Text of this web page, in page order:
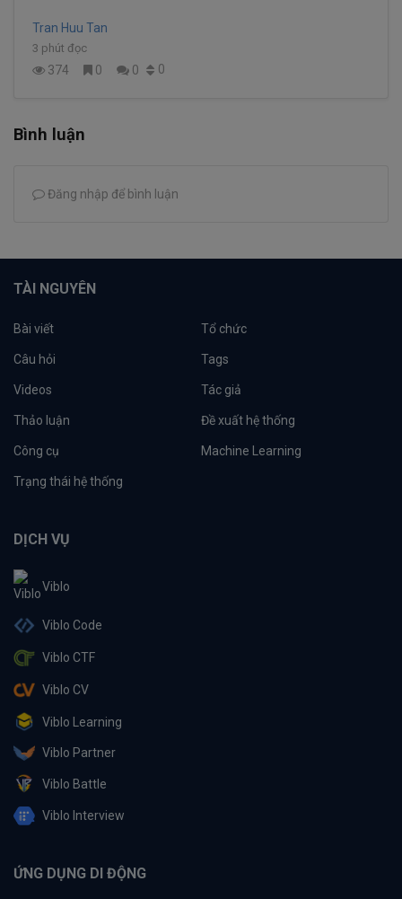
Tran Huu Tan
3 phút đọc
374 0 0 0
Bình luận
Đăng nhập để bình luận
TÀI NGUYÊN
Bài viết Tổ chức
Câu hỏi Tags
Videos Tác giả
Thảo luận Đề xuất hệ thống
Công cụ Machine Learning
Trạng thái hệ thống
DỊCH VỤ
Viblo
Viblo Code
Viblo CTF
Viblo CV
Viblo Learning
Viblo Partner
Viblo Battle
Viblo Interview
ỨNG DỤNG DI ĐỘNG